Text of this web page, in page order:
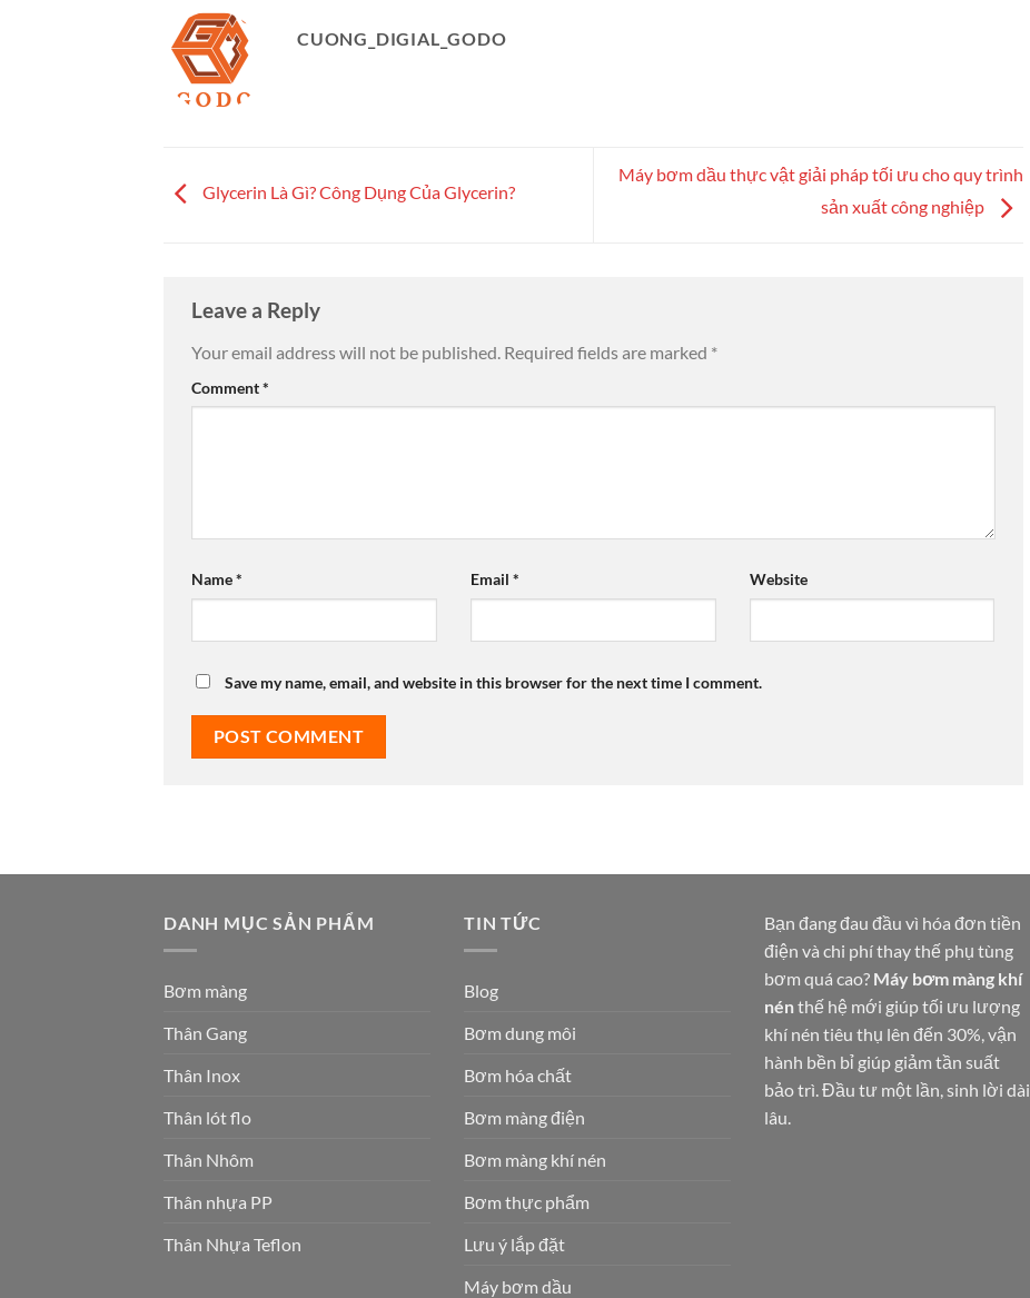
CUONG_DIGIAL_GODO
Glycerin Là Gì? Công Dụng Của Glycerin?
Máy bơm dầu thực vật giải pháp tối ưu cho quy trình
sản xuất công nghiệp
Leave a Reply
Your email address will not be published. Required fields are marked *
Comment*
Name* Email * Website
Save my name, email, and website in this browser for the next time I comment.
DANH MỤC SẢN PHẨM
Bơm màng
Thân Gang
Thân Inox
Thân lót flo
Thân Nhôm
Thân nhựa PP
Thân Nhựa Teflon
TIN TỨC
Blog
Bơm dung môi
Bơm hóa chất
Bơm màng điện
Bơm màng khí nén
Bơm thực phẩm
Lưu ý lắp đặt
Máy bơm dầu
Bạn đang đau đầu vì hóa đơn tiền
điện và chi phí thay thế phụ tùng
bơm quá cao? Máy bơm màng khí
nénthế hệ mới giúp tối ưu lượng
khí nén tiêu thụ lên đến 30%, vận
hành bền bỉ giúp giảm tần suất
bảo trì. Đầu tư một lần, sinh lời dài
lâu.